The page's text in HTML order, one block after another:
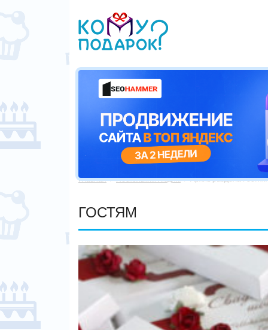
Главная  Нескольким людям  Архив раздела Гостям
ГОСТЯМ